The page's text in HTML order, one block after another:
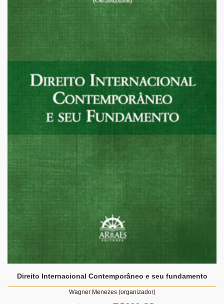
Direito Internacional Contemporâneo e seu fundamento
Wagner Menezes (organizador)